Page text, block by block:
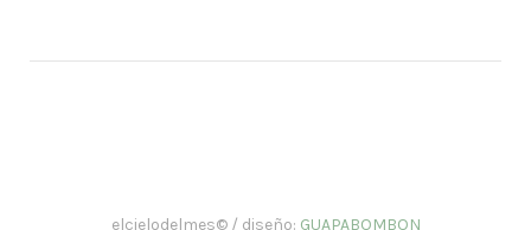
elcielodelmes© / diseño: GUAPABOMBON